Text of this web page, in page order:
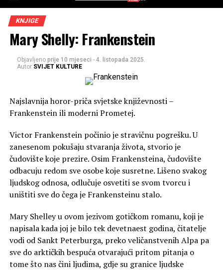
KNJIGE
Mary Shelly: Frankenstein
Objavljeno prije 10 mjeseci - 4. listopada 2025.
Autor SVIJET KULTURE
Najslavnija horor-priča svjetske književnosti –
Frankenstein ili moderni Prometej.
Victor Frankenstein počinio je stravičnu pogrešku. U
zanesenom pokušaju stvaranja života, stvorio je
čudovište koje prezire. Osim Frankensteina, čudovište
odbacuju redom sve osobe koje susretne. Lišeno svakog
ljudskog odnosa, odlučuje osvetiti se svom tvorcu i
uništiti sve do čega je Frankensteinu stalo.
Mary Shelley u ovom jezivom gotičkom romanu, koji je
napisala kada joj je bilo tek devetnaest godina, čitatelje
vodi od Sankt Peterburga, preko veličanstvenih Alpa pa
sve do arktičkih bespuća otvarajući pritom pitanja o
tome što nas čini ljudima, gdje su granice ljudske